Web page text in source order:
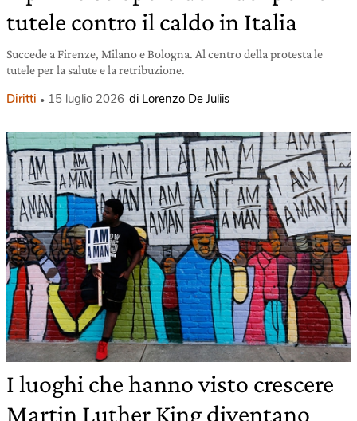
tutele contro il caldo in Italia
Succede a Firenze, Milano e Bologna. Al centro della protesta le
tutele per la salute e la retribuzione.
Diritti 15 luglio 2026 di Lorenzo De Juliis
I luoghi che hanno visto crescere
Martin Luther King diventano